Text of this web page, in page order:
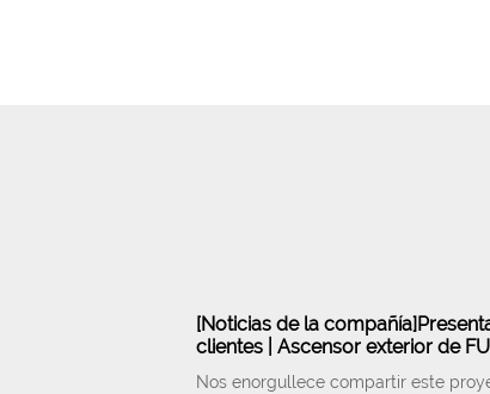
[Noticias de la compañía]
clientes | Ascensor exterior de
Nos enorgullece compartir este